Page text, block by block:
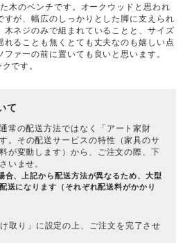
木のベンチです。オークウッドと思われ
すが、幅広のしっかりとした脚に支えられ
ネジのみで組まれていることと、サイズ
ることも無くとても丈夫なのも嬉しい点
ァーの前に置いても良いと思います。
です。
て
常の配送方法ではなく「 アート家財
。その配送サービスの特性（家具のサ
が変動します）から、ご注文の際、下
いませ。
合、上記から配送方法が異なるため、大型
送になります（それぞれ配送料がかかり
取り」に設定の上、ご注文を完了させ